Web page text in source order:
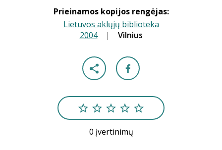
Prieinamos kopijos rengėjas:
Lietuvos aklųjų biblioteka
2004 | Vilnius
0 įvertinimų